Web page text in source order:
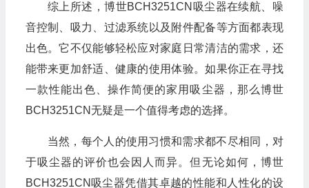
综上所述，博世BCH3251CN吸尘器在续航、噪
音控制、吸力、过滤系统以及附件配备等方面都表现
出色。它不仅能够轻松应对家庭日常清洁的需求，还
能带来更加舒适、健康的使用体验。如果你正在寻找
一款性能出色、操作简便的家用吸尘器，那么博世
BCH3251CN无疑是一个值得考虑的选择。
当然，每个人的使用习惯和需求都不尽相同，对
于吸尘器的评价也会因人而异。但无论如何，博世
BCH3251CN吸尘器凭借其卓越的性能和人性化的设
🧧